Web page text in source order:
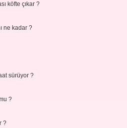
köfte çıkar ?
ne kadar ?
sürüyor ?
?
?